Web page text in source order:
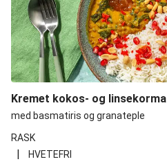
Kremet kokos- og linsekorma
med basmatiris og granateple
RASK
| HVETEFRI